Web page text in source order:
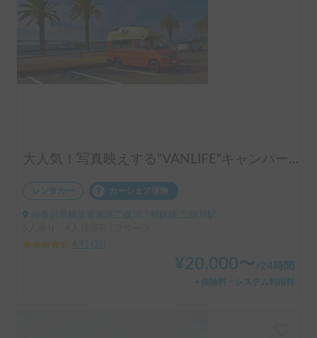
大人気！写真映えする"VANLIFE"キャンパー「モビゴン」🍊
レンタカー カーシェア保険
神奈川県横浜市旭区二俣川, ' 相鉄線 二俣川駅
4.91
35
¥20,000〜/24時間
＋保険料・システム利用料